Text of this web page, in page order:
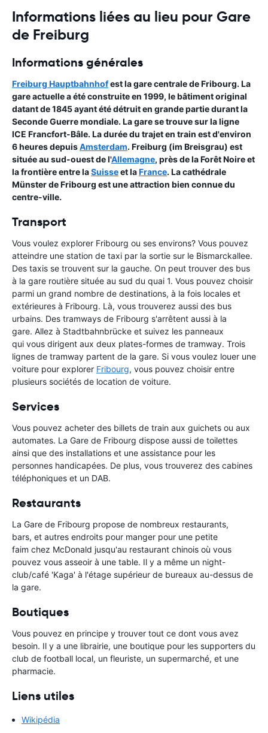
Informations liées au lieu pour Gare
de Freiburg
Informations générales
Freiburg Hauptbahnhofest la gare centrale de Fribourg. La
gare actuelle a été construite en 1999, le bâtiment original
datant de 1845 ayant été détruit en grande partie durant la
Seconde Guerre mondiale. La gare se trouve sur la ligne
ICE Francfort-Bâle. La durée du trajet en train est d'environ
6 heures depuisAmsterdam. Freiburg (im Breisgrau) est
située au sud-ouest de l'Allemagne, près de la Forêt Noire et
la frontière entre laSuisseet laFrance. La cathédrale
Münster de Fribourg est une attraction bien connue du
centre-ville.
Transport
Vous voulez explorer Fribourg ou ses environs? Vous pouvez
atteindre une station de taxi par la sortie sur le Bismarckallee.
Des taxis se trouvent sur la gauche. On peut trouver des bus
à la gare routière située au sud du quai 1. Vous pouvez choisir
parmi un grand nombre de destinations, à la fois locales et
extérieures à Fribourg. Là, vous trouverez aussi des bus
urbains. Des tramways de Fribourg s'arrêtent aussi à la
gare. Allez à Stadtbahnbrücke et suivez les panneaux
qui vous dirigent aux deux plates-formes de tramway. Trois
lignes de tramway partent de la gare. Si vous voulez louer une
voiture pour explorer Fribourg, vous pouvez choisir entre
plusieurs sociétés de location de voiture.
Services
Vous pouvez acheter des billets de train aux guichets ou aux
automates. La Gare de Fribourg dispose aussi de toilettes
ainsi que des installations et une assistance pour les
personnes handicapées. De plus, vous trouverez des cabines
téléphoniques et un DAB.
Restaurants
La Gare de Fribourg propose de nombreux restaurants,
bars, et autres endroits pour manger pour une petite
faim chez McDonald jusqu'au restaurant chinois où vous
pouvez vous asseoir à une table. Il y a même un night-
club/café 'Kaga' à l'étage supérieur de bureaux au-dessus de
la gare.
Boutiques
Vous pouvez en principe y trouver tout ce dont vous avez
besoin. Il y a une librairie, une boutique pour les supporters du
club de football local, un fleuriste, un supermarché, et une
pharmacie.
Liens utiles
Wikipédia